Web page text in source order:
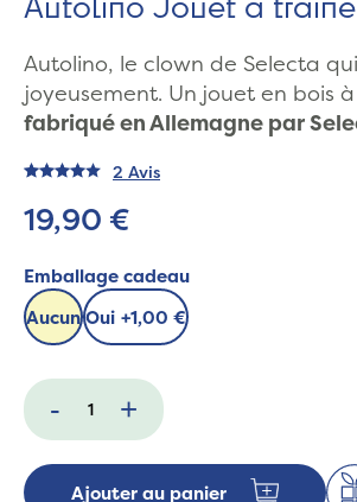
Autolino, le clown de Selecta
joyeusement. Un jouet en bois
fabriqué en Allemagne par
2 Avis
19,90 €
Emballage cadeau
AucunOui +1,00 €
- +
Ajouter au panier